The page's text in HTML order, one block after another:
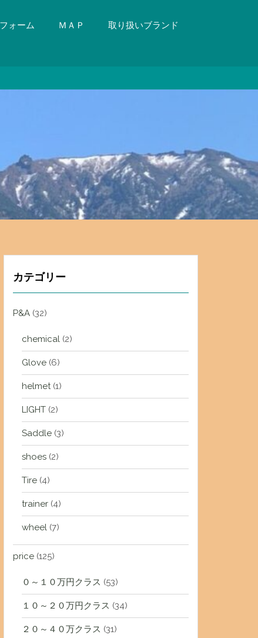
ォーム ＭＡＰ 取り扱いブランド
カテゴリー
P&A (32)
chemical (2)
Glove (6)
helmet(1)
LIGHT (2)
Saddle (3)
shoes (2)
Tire (4)
trainer (4)
wheel (7)
price (125)
０～１０万円クラス (53)
１０～２０万円クラス (34)
２０～４０万クラス (31)